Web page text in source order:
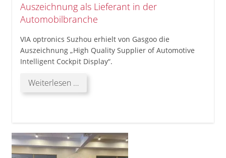
Auszeichnung als Lieferant in der
Automobilbranche
VIA optronics Suzhou erhielt von Gasgoo die
Auszeichnung „High Quality Supplier of Automotive
Intelligent Cockpit Display“.
Weiterlesen …Auszeichnung
als
der
Automobilbranche